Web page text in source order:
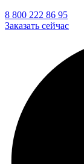
8 800 222 86 95
Заказать сейчас